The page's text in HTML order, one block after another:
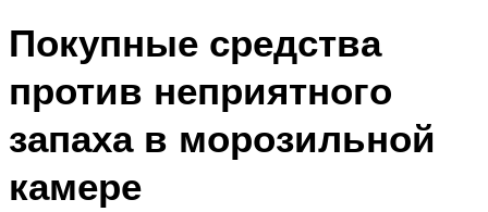
Покупные средства
против неприятного
запаха в морозильной
камере